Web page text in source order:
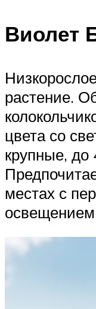
Виолет
растение.
цвета со
крупные, до
местах с